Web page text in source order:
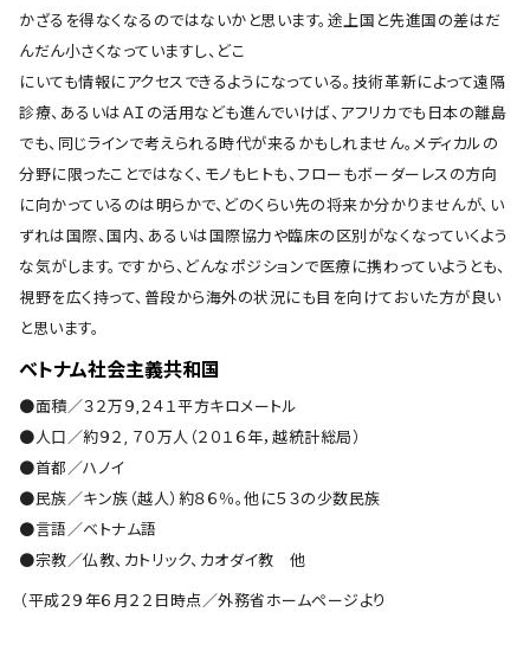
かざるを得なくなるのではないかと思います。途上国と先進国の差はだ
んだん小さくなっていますし、どこ
にいても情報にアクセスできるようになっている。技術革新によって遠隔
診療、あるいはＡＩの活用なども進んでいけば、アフリカでも日本の離島
でも、同じラインで考えられる時代が来るかもしれません。メディカルの
分野に限ったことではなく、モノもヒトも、フローもボーダーレスの方向
に向かっているのは明らかで、どのくらい先の将来か分かりませんが、い
ずれは国際、国内、あるいは国際協力や臨床の区別がなくなっていくよう
な気がします。ですから、どんなポジションで医療に携わっていようとも、
視野を広く持って、普段から海外の状況にも目を向けておいた方が良い
と思います。
ベトナム社会主義共和国
●面積／３２万９,２４１平方キロメートル
●人口／約９２, ７０万人（２０１６年，越統計総局）
●首都／ハノイ
●民族／キン族（越人）約８６％。他に５３の少数民族
●言語／ベトナム語
●宗教／仏教、カトリック、カオダイ教 他
（平成２９年６月２２日時点／外務省ホームページより